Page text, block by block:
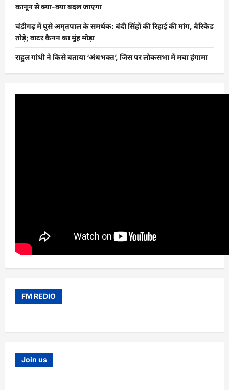
कानून से क्या-क्या बदल जाएगा
चंडीगढ़ में घुसे अमृतपाल के समर्थक: बंदी सिंहों की रिहाई की मांग, बैरिकेड
तोड़े; वाटर कैनन का मुंह मोड़ा
राहुल गांधी ने किसे बताया ‘अंधभक्त’, जिस पर लोकसभा में मचा हंगामा
FM REDIO
Join us